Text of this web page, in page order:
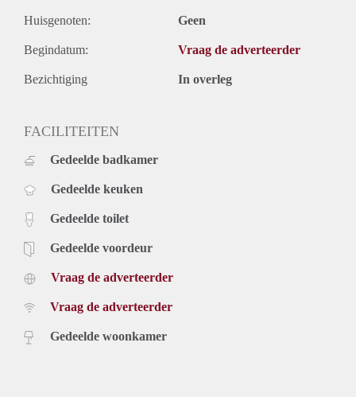
Huisgenoten: Geen
Begindatum: Vraag de adverteerder
Bezichtiging In overleg
FACILITEITEN
Gedeelde badkamer
Gedeelde keuken
Gedeelde toilet
Gedeelde voordeur
Vraag de adverteerder
Vraag de adverteerder
Gedeelde woonkamer